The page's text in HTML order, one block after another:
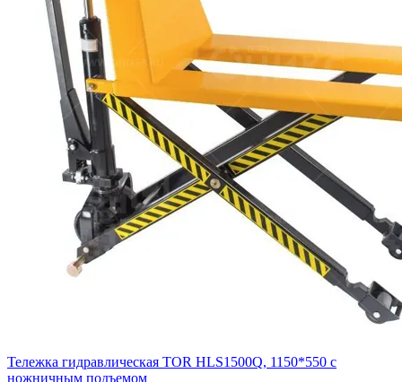
Тележка гидравлическая TOR HLS1500Q, 1150*550 c
ножничным подъемом